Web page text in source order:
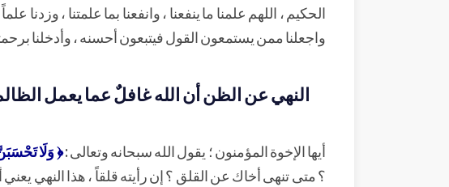
الحكيم ، اللهم علمنا ما ينفعنا ، وانفعنا بما علمتنا ، وزدنا
واجعلنا ممن يستمعون القول فيتبعون أحسنه ، وأدخلنا
النهي عن الظن أن الله غافلٌ عما يعمل
أيها الإخوة المؤمنون ؛ يقول الله سبحانه وتعالى :﴿ وَلَا
؟ متى تنهى أخاك عن القلق ؟ إن رأيته قلقاً ، هذا النهي